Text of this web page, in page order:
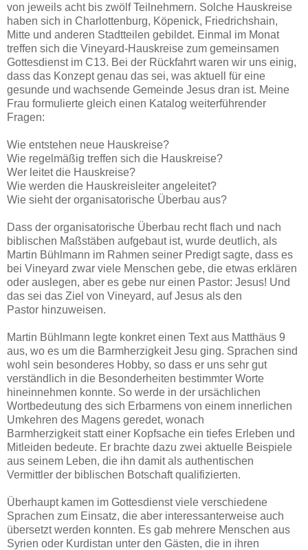
von jeweils acht bis zwölf Teilnehmern. Solche Hauskreise
haben sich in Charlottenburg, Köpenick, Friedrichshain,
Mitte und anderen Stadtteilen gebildet. Einmal im Monat
treffen sich die Vineyard-Hauskreise zum gemeinsamen
Gottesdienst im C13. Bei der Rückfahrt waren wir uns einig,
dass das Konzept genau das sei, was aktuell für eine
gesunde und wachsende Gemeinde Jesus dran ist. Meine
Frau formulierte gleich einen Katalog weiterführender
Fragen:
Wie entstehen neue Hauskreise?
Wie regelmäßig treffen sich die Hauskreise?
Wer leitet die Hauskreise?
Wie werden die Hauskreisleiter angeleitet?
Wie sieht der organisatorische Überbau aus?
Dass der organisatorische Überbau recht flach und nach
biblischen Maßstäben aufgebaut ist, wurde deutlich, als
Martin Bühlmann im Rahmen seiner Predigt sagte, dass es
bei Vineyard zwar viele Menschen gebe, die etwas erklären
oder auslegen, aber es gebe nur einen Pastor: Jesus! Und
das sei das Ziel von Vineyard, auf Jesus als den
Pastor hinzuweisen.
Martin Bühlmann legte konkret einen Text aus Matthäus 9
aus, wo es um die Barmherzigkeit Jesu ging. Sprachen sind
wohl sein besonderes Hobby, so dass er uns sehr gut
verständlich in die Besonderheiten bestimmter Worte
hineinnehmen konnte. So werde in der ursächlichen
Wortbedeutung des sich Erbarmens von einem innerlichen
Umkehren des Magens geredet, wonach
Barmherzigkeit statt einer Kopfsache ein tiefes Erleben und
Mitleiden bedeute. Er brachte dazu zwei aktuelle Beispiele
aus seinem Leben, die ihn damit als authentischen
Vermittler der biblischen Botschaft qualifizierten.
Überhaupt kamen im Gottesdienst viele verschiedene
Sprachen zum Einsatz, die aber interessanterweise auch
übersetzt werden konnten. Es gab mehrere Menschen aus
Syrien oder Kurdistan unter den Gästen, die in ihren